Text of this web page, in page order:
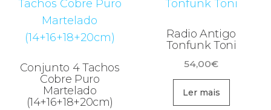
Conjunto 4 Tachos
Cobre Puro
Martelado
(14+16+18+20cm)
Radio Antigo
Tonfunk Toni
54,00€
Ler mais